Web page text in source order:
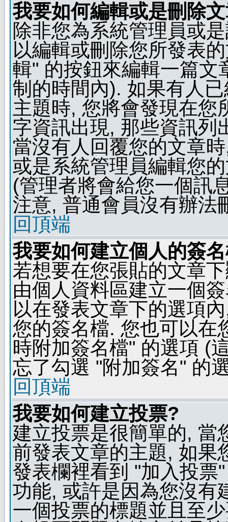
我要如何編輯或是刪除
除非您為系統管理員或
以編輯或刪除您所發表
輯" 的按鈕來編輯一篇文
制的時間內). 如果有人
主題時, 您將會發現在您
字資訊出現, 那些資訊列
當沒有人回覆您的文章
或是系統管理員編輯您
(管理者將會給您一個訊
注意, 普通會員沒有辦法
回頂端
我要如何建立個人的簽
若想要在您張貼的文章
由個人資料區建立一個
以在發表文章下的選項
您的簽名檔. 您也可以在
時附加簽名檔" 的選項 (
忘了勾選 "附加簽名" 的
回頂端
我要如何建立投票?
建立投票是很簡單的, 當
前發表文章的主題, 如果
發表欄裡看到 "加入投票
功能, 或許是因為您沒有
一個投票的標題並且至